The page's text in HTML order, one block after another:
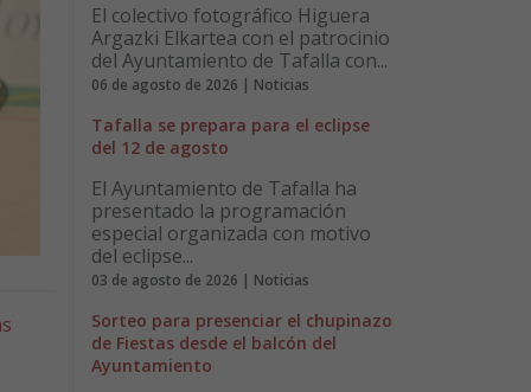
El colectivo fotográfico Higuera
Argazki Elkartea con el patrocinio
del Ayuntamiento de Tafalla con...
06 de agosto de 2026 | Noticias
Tafalla se prepara para el eclipse
del 12 de agosto
El Ayuntamiento de Tafalla ha
presentado la programación
especial organizada con motivo
del eclipse...
03 de agosto de 2026 | Noticias
Sorteo para presenciar el chupinazo
de Fiestas desde el balcón del
Ayuntamiento